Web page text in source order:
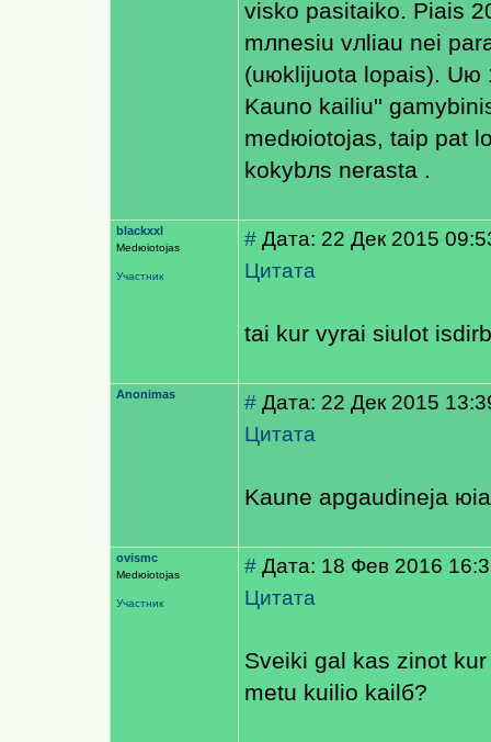
visko pasitaiko. Рiais
mлnesiu vлliau nei
(uюklijuotа lopais). Uю
Kauno kailiu''
medюiotojas, taip pat
kokybлs nerasta .
blackxxl
Medюiotojas
Участник
# Дата: 22 Дек 2015
Цитата
tai kur vyrai siulot
Anonimas # Дата: 22 Дек 2015
Цитата
Kaune apgaudineja
ovismc
Medюiotojas
Участник
# Дата: 18 Фев 2016
Цитата
Sveiki gal kas zinot
metu kuilio kailб?